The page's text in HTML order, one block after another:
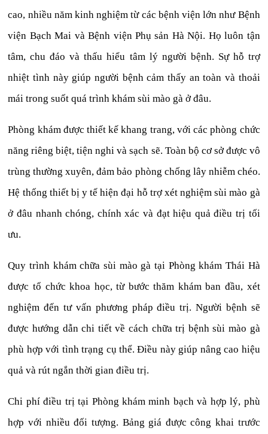
cao, nhiều năm kinh nghiệm từ các bệnh viện lớn như Bệnh
viện Bạch Mai và Bệnh viện Phụ sản Hà Nội. Họ luôn tận
tâm, chu đáo và thấu hiểu tâm lý người bệnh. Sự hỗ trợ
nhiệt tình này giúp người bệnh cảm thấy an toàn và thoải
mái trong suốt quá trình khám sùi mào gà ở đâu.
Phòng khám được thiết kế khang trang, với các phòng chức
năng riêng biệt, tiện nghi và sạch sẽ. Toàn bộ cơ sở được vô
trùng thường xuyên, đảm bảo phòng chống lây nhiễm chéo.
Hệ thống thiết bị y tế hiện đại hỗ trợ xét nghiệm sùi mào gà
ở đâu nhanh chóng, chính xác và đạt hiệu quả điều trị tối
ưu.
Quy trình khám chữa sùi mào gà tại Phòng khám Thái Hà
được tổ chức khoa học, từ bước thăm khám ban đầu, xét
nghiệm đến tư vấn phương pháp điều trị. Người bệnh sẽ
được hướng dẫn chi tiết về cách chữa trị bệnh sùi mào gà
phù hợp với tình trạng cụ thể. Điều này giúp nâng cao hiệu
quả và rút ngắn thời gian điều trị.
Chi phí điều trị tại Phòng khám minh bạch và hợp lý, phù
hợp với nhiều đối tượng. Bảng giá được công khai trước